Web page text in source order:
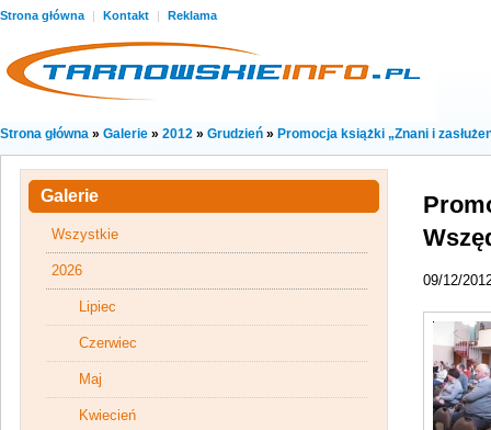
Strona główna | Kontakt | Reklama
Strona główna » Galerie » 2012 » Grudzień » Promocja książki „Znani i
09/12/
Galerie
Wszystkie
2026
Lipiec
Czerwiec
Maj
Kwiecień